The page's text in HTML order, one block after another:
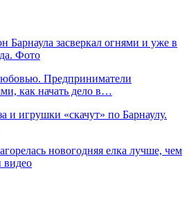
Барнаула засверкал огнями и уже в
Фото
Предприниматели
как начать дело в…
и игрушки «скачут» по Барнаулу.
новогодняя елка лучше, чем
видео